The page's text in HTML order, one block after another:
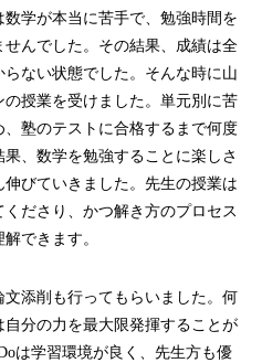
学が本当に苦手で、勉強時間を
んでした。その結果、成績は全
ない状態でした。そんな時に山
授業を受けました。単元別に苦
塾のテストに合格するまで何度
、数学を勉強することに楽しさ
びていきました。先生の授業は
ださり、かつ解き方のプロセス
できます。
添削も行ってもらいました。何
分の力を最大限発揮することが
は学習環境が良く、先生方も優